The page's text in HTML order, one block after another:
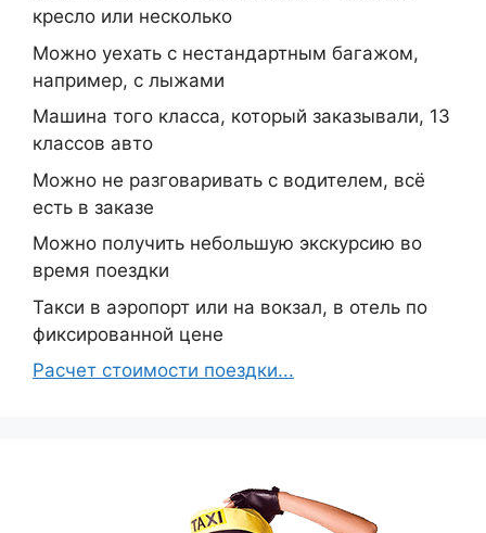
кресло или несколько
Можно уехать с нестандартным багажом,
например, с лыжами
Машина того класса, который заказывали, 13
классов авто
Можно не разговаривать с водителем, всё
есть в заказе
Можно получить небольшую экскурсию во
время поездки
Такси в аэропорт или на вокзал, в отель по
фиксированной цене
Расчет стоимости поездки...